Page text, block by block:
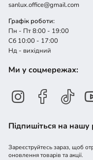
sanlux.office@gmail.com
Графік роботи:
Пн - Пт 8:00 - 19:00
Сб 10:00 - 17:00
Нд - вихідний
Ми у соцмережах:
Підпишіться на нашу
Зареєструйтесь зараз, щоб
оновлення товарів та акції.